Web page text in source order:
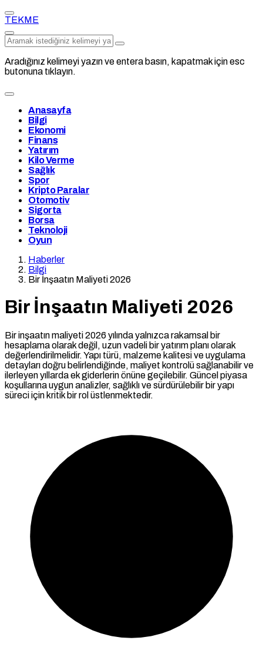
TEKME
Aradığınız kelimeyi yazın ve entera basın, kapatmak için esc
butonuna tıklayın.
Anasayfa
Bilgi
Ekonomi
Finans
Yatırım
Kilo Verme
Sağlık
Spor
Kripto Paralar
Otomotiv
Sigorta
Borsa
Teknoloji
Oyun
Haberler
Bilgi
Bir İnşaatın Maliyeti 2026
Bir İnşaatın Maliyeti 2026
Bir inşaatın maliyeti 2026 yılında yalnızca rakamsal bir
hesaplama olarak değil, uzun vadeli bir yatırım planı olarak
değerlendirilmelidir. Yapı türü, malzeme kalitesi ve uygulama
detayları doğru belirlendiğinde, maliyet kontrolü sağlanabilir ve
ilerleyen yıllarda ek giderlerin önüne geçilebilir. Güncel piyasa
koşullarına uygun analizler, sağlıklı ve sürdürülebilir bir yapı
süreci için kritik bir rol üstlenmektedir.